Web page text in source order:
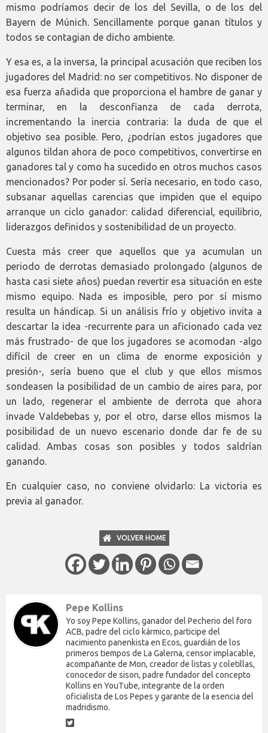
mismo podríamos decir de los del Sevilla, o de los del
Bayern de Múnich. Sencillamente porque ganan títulos y
todos se contagian de dicho ambiente.
Y esa es, a la inversa, la principal acusación que reciben los
jugadores del Madrid: no ser competitivos. No disponer de
esa fuerza añadida que proporciona el hambre de ganar y
terminar, en la desconfianza de cada derrota,
incrementando la inercia contraria: la duda de que el
objetivo sea posible. Pero, ¿podrían estos jugadores que
algunos tildan ahora de poco competitivos, convertirse en
ganadores tal y como ha sucedido en otros muchos casos
mencionados? Por poder sí. Sería necesario, en todo caso,
subsanar aquellas carencias que impiden que el equipo
arranque un ciclo ganador: calidad diferencial, equilibrio,
liderazgos definidos y sostenibilidad de un proyecto.
Cuesta más creer que aquellos que ya acumulan un
periodo de derrotas demasiado prolongado (algunos de
hasta casi siete años) puedan revertir esa situación en este
mismo equipo. Nada es imposible, pero por sí mismo
resulta un hándicap. Si un análisis frío y objetivo invita a
descartar la idea -recurrente para un aficionado cada vez
más frustrado- de que los jugadores se acomodan -algo
difícil de creer en un clima de enorme exposición y
presión-, sería bueno que el club y que ellos mismos
sondeasen la posibilidad de un cambio de aires para, por
un lado, regenerar el ambiente de derrota que ahora
invade Valdebebas y, por el otro, darse ellos mismos la
posibilidad de un nuevo escenario donde dar fe de su
calidad. Ambas cosas son posibles y todos saldrían
ganando.
En cualquier caso, no conviene olvidarlo: La victoria es
previa al ganador.
VOLVER HOME
Pepe Kollins
Yo soy Pepe Kollins, ganador del Pecherio del foro
ACB, padre del ciclo kármico, participe del
nacimiento panenkista en Ecos, guardián de los
primeros tiempos de La Galerna, censor implacable,
acompañante de Mon, creador de listas y coletillas,
conocedor de sison, padre fundador del concepto
Kollins en YouTube, integrante de la orden
oficialista de Los Pepes y garante de la esencia del
madridismo.